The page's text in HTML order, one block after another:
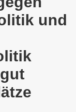
und
Fest
17.30 Uhr auf
von
mit Jan
König-